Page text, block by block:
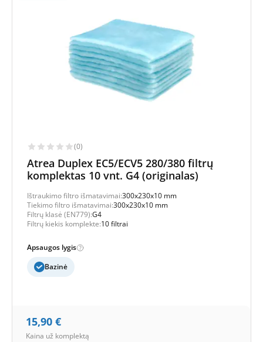
(0)
Atrea Duplex EC5/ECV5 280/380 filtrų
komplektas 10 vnt. G4 (originalas)
Ištraukimo filtro išmatavimai:300x230x10 mm
Tiekimo filtro išmatavimai:300x230x10 mm
Filtrų klasė (EN779):G4
Filtrų kiekis komplekte:10 filtrai
Apsaugos lygis
Bazinė
15,90 €
Kaina už komplektą